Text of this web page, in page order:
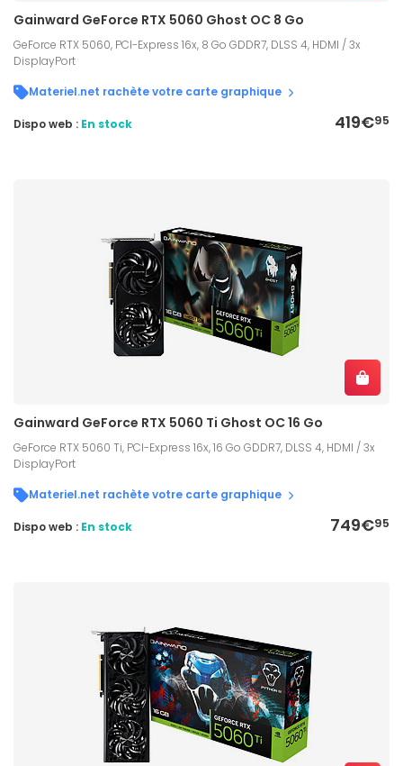
Gainward GeForce RTX 5060 Ghost OC 8 Go
GeForce RTX 5060, PCI-Express 16x, 8 Go GDDR7, DLSS 4, HDMI / 3x
DisplayPort
Materiel.net rachète votre carte graphique
419€95
Dispo web : En stock
Gainward GeForce RTX 5060 Ti Ghost OC 16 Go
GeForce RTX 5060 Ti, PCI-Express 16x, 16 Go GDDR7, DLSS 4, HDMI / 3x
DisplayPort
Materiel.net rachète votre carte graphique
749€95
Dispo web : En stock